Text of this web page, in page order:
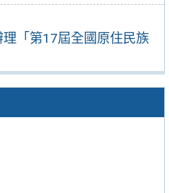
「第17屆全國原住民族